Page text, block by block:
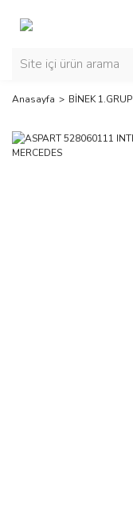
Anasayfa BİNEK 1.GRUP